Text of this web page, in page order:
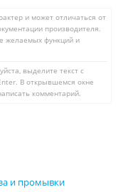
и может отличаться от
производителя.
желаемых функций и
выделите текст с
В открывшемся окне
комментарий.